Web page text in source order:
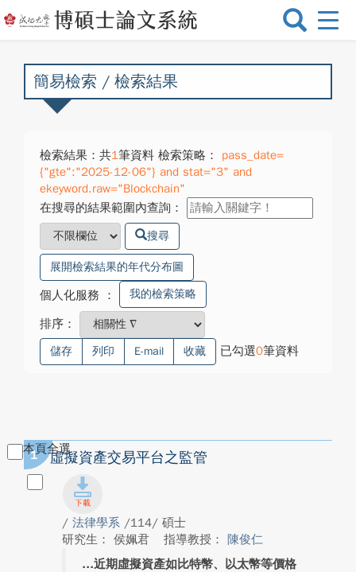
選
換
簡易檢索 / 檢索結果
檢索結果：共1筆資料 檢索策略：
pass_date=
{"gte":"2025-12-06"} and stat="3" and
ekeyword.raw="Blockchain"
在搜尋的結果範圍內查詢：
搜尋
展開檢索結果的年代分布圖
個人化服務 ： 我的檢索策略
排序：
儲存 列印 E-mail 收藏 已勾選0筆資料
本頁全選
1 虛擬資產交易平台之監管
/ 法律學系 /114/ 碩士
研究生： 侯姵君
指導教授： 陳俊仁
近期虛擬資產如比特幣、以太幣等價格